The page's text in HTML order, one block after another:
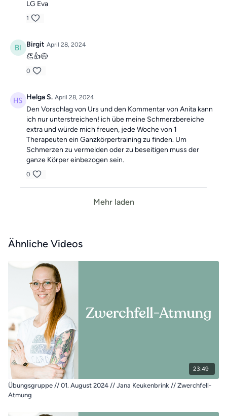
LG Eva
1
Birgit April 28, 2024
👏👍😅
0
Helga S. April 28, 2024
Den Vorschlag von Urs und den Kommentar von Anita kann
ich nur unterstreichen! ich übe meine Schmerzbereiche
extra und würde mich freuen, jede Woche von 1
Therapeuten ein Ganzkörpertraining zu finden. Um
Schmerzen zu vermeiden oder zu beseitigen muss der
ganze Körper einbezogen sein.
0
Mehr laden
Ähnliche Videos
23:49
Übungsgruppe // 01. August 2024 // Jana Keukenbrink // Zwerchfell-
Atmung